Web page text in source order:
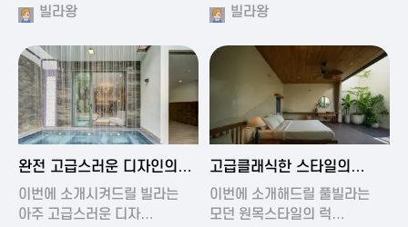
빌라왕
빌라왕
2024-11-19 01:13
완전 고급스러운 디자인의
빌라
이번에 소개시켜드릴 빌라는
아주 고급스러운 디자…
2024-11-19 00:37
고급클래식한 스타일의
럭셔리 풀빌라
이번에 소개해드릴 풀빌라는
모던 원목스타일의 럭…